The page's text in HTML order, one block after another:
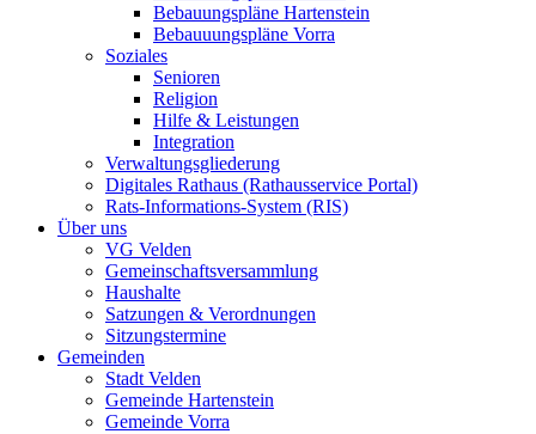
Bebauungspläne Hartenstein
Bebauuungspläne Vorra
Soziales
Senioren
Religion
Hilfe & Leistungen
Integration
Verwaltungsgliederung
Digitales Rathaus (Rathausservice Portal)
Rats-Informations-System (RIS)
Über uns
VG Velden
Gemeinschaftsversammlung
Haushalte
Satzungen & Verordnungen
Sitzungstermine
Gemeinden
Stadt Velden
Gemeinde Hartenstein
Gemeinde Vorra